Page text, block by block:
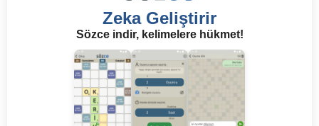
Zeka Geliştirir
Sözce indir, kelimelere hükmet!